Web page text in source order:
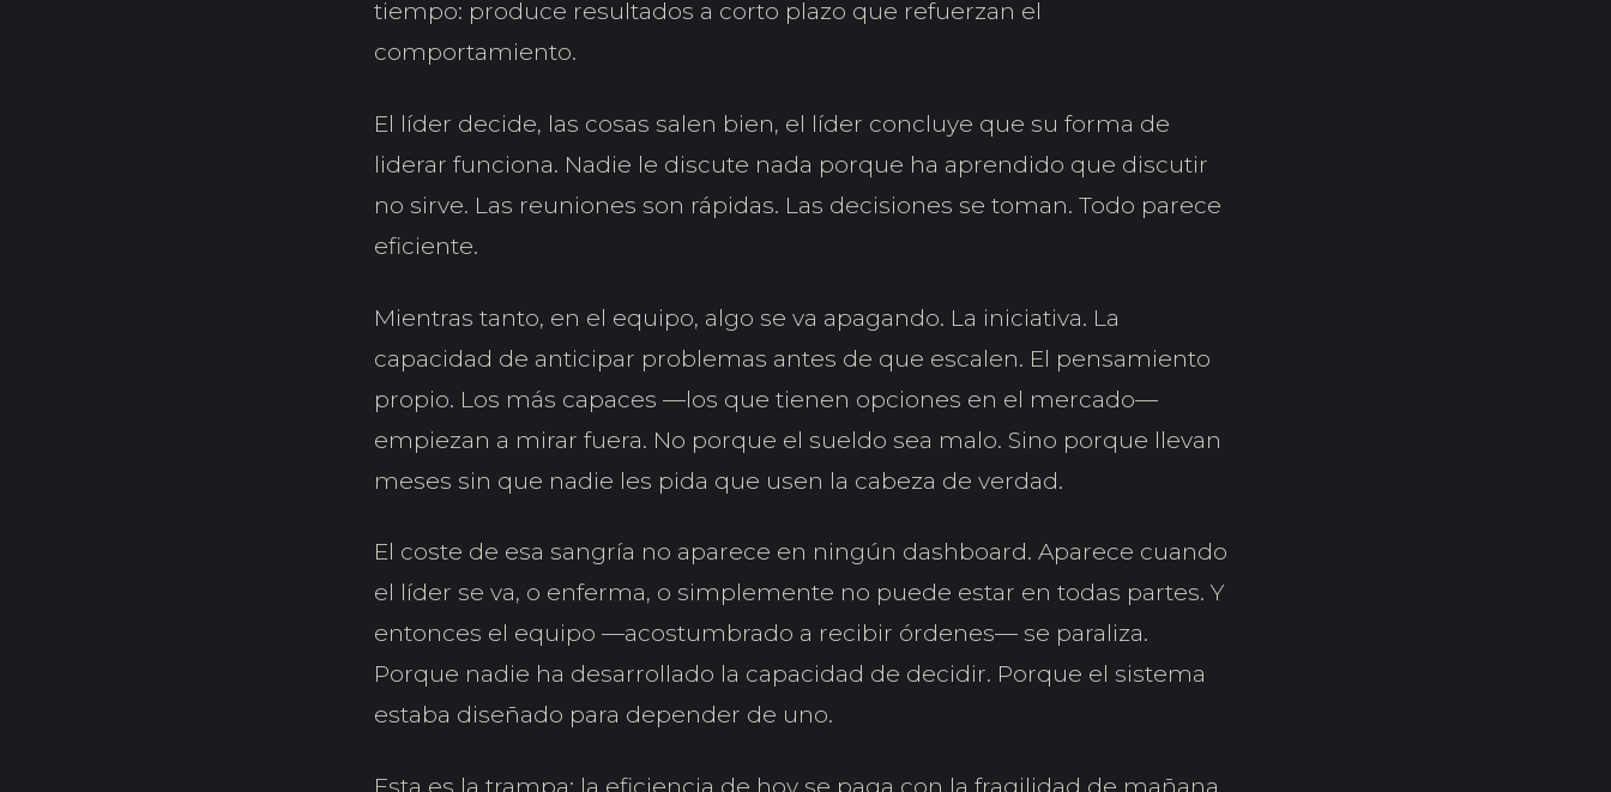
tiempo: produce resultados a corto plazo que refuerzan el
comportamiento.
El líder decide, las cosas salen bien, el líder concluye que su forma de
liderar funciona. Nadie le discute nada porque ha aprendido que discutir
no sirve. Las reuniones son rápidas. Las decisiones se toman. Todo parece
eficiente.
Mientras tanto, en el equipo, algo se va apagando. La iniciativa. La
capacidad de anticipar problemas antes de que escalen. El pensamiento
propio. Los más capaces —los que tienen opciones en el mercado—
empiezan a mirar fuera. No porque el sueldo sea malo. Sino porque llevan
meses sin que nadie les pida que usen la cabeza de verdad.
El coste de esa sangría no aparece en ningún dashboard. Aparece cuando
el líder se va, o enferma, o simplemente no puede estar en todas partes. Y
entonces el equipo —acostumbrado a recibir órdenes— se paraliza.
Porque nadie ha desarrollado la capacidad de decidir. Porque el sistema
estaba diseñado para depender de uno.